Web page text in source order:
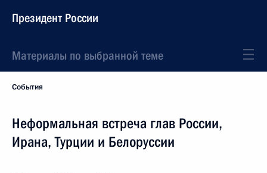
Президент России
Материалы по выбранной теме
События
Неформальная встреча глав России,
Ирана, Турции и Белоруссии